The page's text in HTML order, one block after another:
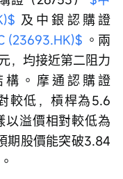
及中銀認購證
(23693.HK)$ 。兩
，均接近第二阻力
。摩通認購證
較低，槓桿為5.6
溢價相對較低為
期股價能突破3.84